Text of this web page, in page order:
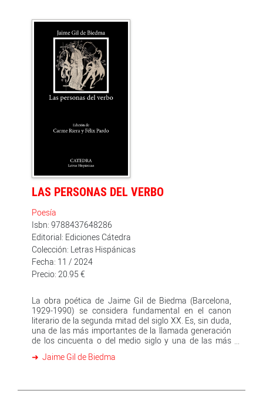
LAS PERSONAS DEL VERBO
Poesía
Isbn: 9788437648286
Editorial: Ediciones Cátedra
Colección: Letras Hispánicas
Fecha: 11 / 2024
Precio: 20.95 €
La obra poética de Jaime Gil de Biedma (Barcelona,
1929-1990) se considera fundamental en el canon
literario de la segunda mitad del siglo XX. Es, sin duda,
una de las más importantes de la llamada generación
de los cincuenta o del medio siglo y una de las más
verbo" no obtuvo nunca ningún premio literario, ni fue
tras su muerte fuera objeto de numerosos congresos,
Jaime Gil de Biedma